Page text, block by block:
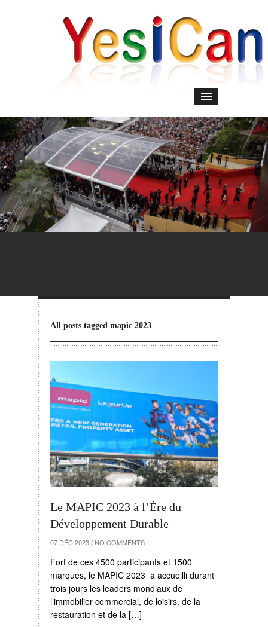
All posts tagged mapic 2023
Le MAPIC 2023 à l’Ère du
Développement Durable
07 DÉC 2023 / NO COMMENTS
Fort de ces 4500 participants et 1500
marques, le MAPIC 2023 a accueilli durant
trois jours les leaders mondiaux de
l’immobilier commercial, de loisirs, de la
restauration et de la […]